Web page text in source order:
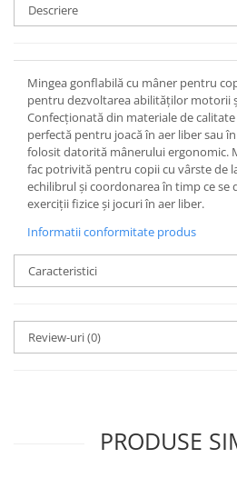
Descriere
Mingea gonflabilă cu mâner pentru
pentru dezvoltarea abilităților motorii
Confecționată din materiale de
perfectă pentru joacă în aer liber sau
folosit datorită mânerului ergonomic.
fac potrivită pentru copii cu vârste de
echilibrul și coordonarea în timp ce se
exerciții fizice și jocuri în aer liber.
Informatii conformitate produs
Caracteristici
Review-uri(0)
PRODUSE